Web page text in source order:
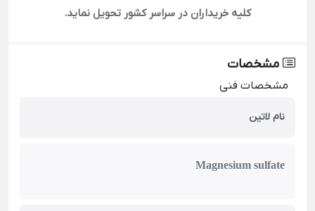
کلیه خریداران در سراسر کشور تحویل نماید.
مشخصات
مشخصات فنی
نام لاتین
Magnesium sulfate